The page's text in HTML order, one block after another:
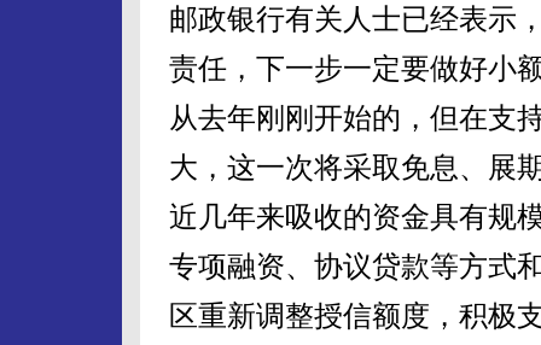
邮政银行有关人士已经表示
责任，下一步一定要做好小
从去年刚刚开始的，但在支
大，这一次将采取免息、展
近几年来吸收的资金具有规
专项融资、协议贷款等方式
区重新调整授信额度，积极